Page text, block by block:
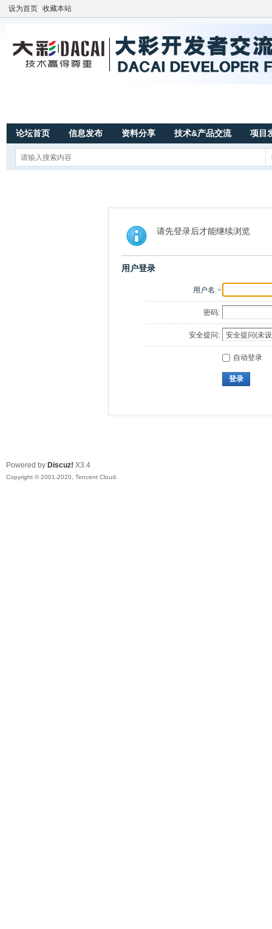
设为首页 收藏本站
论坛首页 信息发布 资料分享 技术&产品交流 项目
请先登录后才能继续浏览
用户登录
用户名
密码:
安全提问:
自动登录
登录
Powered by Discuz! X3.4
Copyright © 2001-2020, Tencent Cloud.